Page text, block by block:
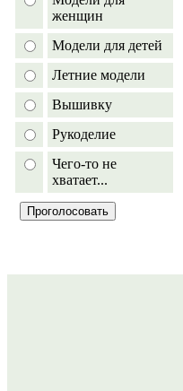
женщин
Модели для детей
Летние модели
Вышивку
Рукоделие
Чего-то не
хватает...